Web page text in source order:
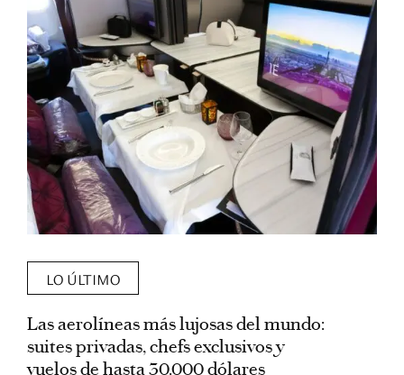
LO ÚLTIMO
Las aerolíneas más lujosas del mundo:
suites privadas, chefs exclusivos y
vuelos de hasta 30.000 dólares